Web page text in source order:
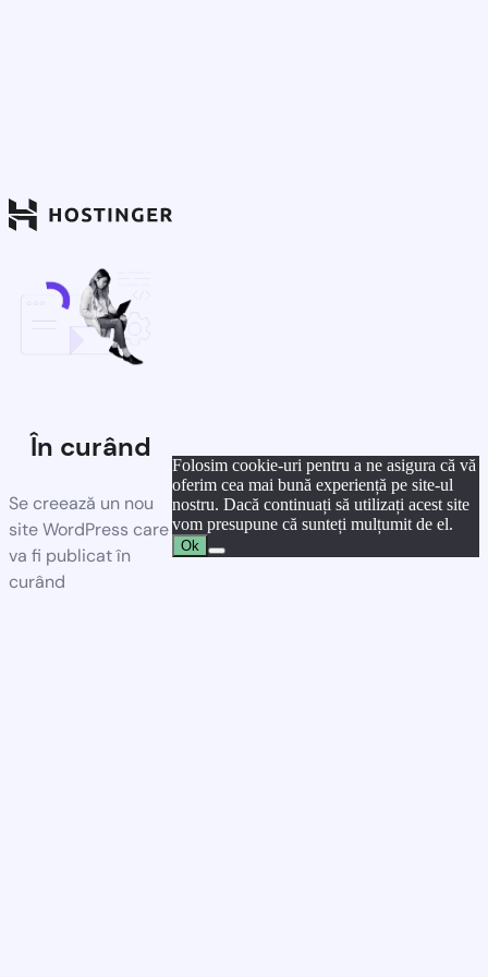
În curând
Se creează un nou
site WordPress care
va fi publicat în
curând
Folosim cookie-uri pentru a ne asigura că vă
oferim cea mai bună experiență pe site-ul
nostru. Dacă continuați să utilizați acest site
vom presupune că sunteți mulțumit de el.
Ok